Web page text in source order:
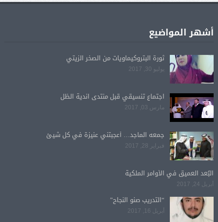
أشهر المواضيع
ثورة البتروكيماويات من الصخر الزيتي
يوليو 30, 2017
اجتماع تنسيقي قبل منتدى اندية الظل
مارس 03, 2017
جمعه الماجد… أعجبتني عنيزة في كل شيئ
فبراير 28, 2017
البُعد العميق في الأوامر الملكية
أبريل 24, 2017
“التدريب صنو النجاح”
أبريل 16, 2017